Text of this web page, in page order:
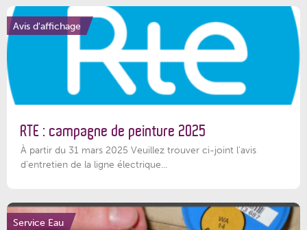
Avis d'affichage
RTE : campagne de peinture 2025
À partir du 31 mars 2025 Veuillez trouver ci-joint l'avis
d'entretien de la ligne électrique...
Service Eau